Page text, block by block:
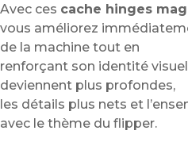
Avec ces cache hinges
vous améliorez
de la machine tout en
renforçant son identité
deviennent plus profondes,
les détails plus nets et
avec le thème du flipper.